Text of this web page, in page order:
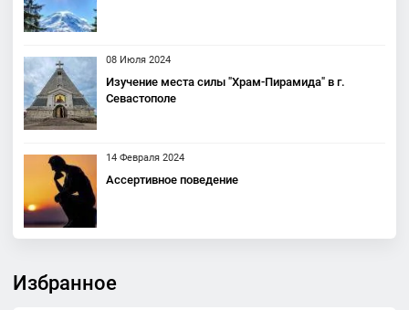
08 Июля 2024
Изучение места силы "Храм-Пирамида" в г.
Севастополе
14 Февраля 2024
Ассертивное поведение
Избранное